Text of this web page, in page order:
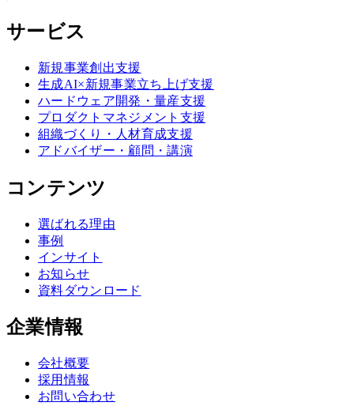
サービス
新規事業創出支援
生成AI×新規事業立ち上げ支援
ハードウェア開発・量産支援
プロダクトマネジメント支援
組織づくり・人材育成支援
アドバイザー・顧問・講演
コンテンツ
選ばれる理由
事例
インサイト
お知らせ
資料ダウンロード
企業情報
会社概要
採用情報
お問い合わせ